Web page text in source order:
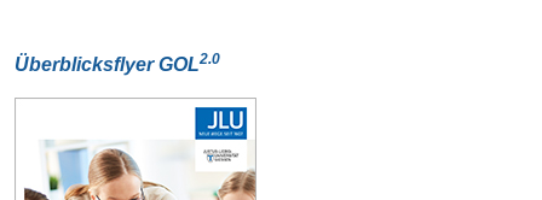
Überblicksflyer GOL2.0